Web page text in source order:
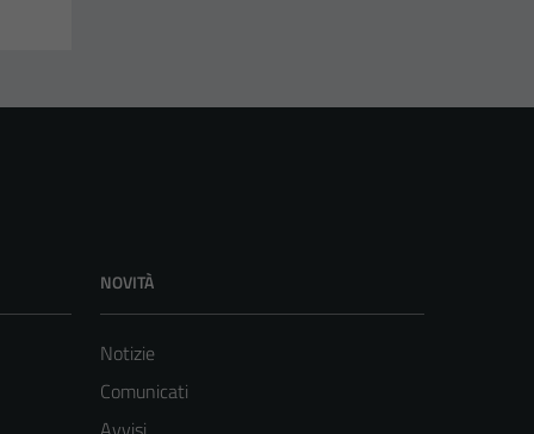
NOVITÀ
Notizie
Comunicati